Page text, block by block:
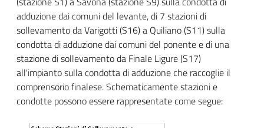
adduzione dai comuni del levante, di 7 stazioni di
sollevamento da Varigotti (S16) a Quiliano (S11) sulla
condotta di adduzione dai comuni del ponente e di una
stazione di sollevamento da Finale Ligure (S17)
all'impianto sulla condotta di adduzione che raccoglie il
comprensorio finalese. Schematicamente stazioni e
condotte possono essere rappresentate come segue: